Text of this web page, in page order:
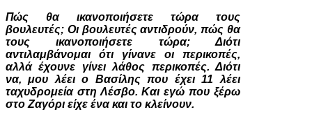
Πώς θα ικανοποιήσετε τώρα τους
βουλευτές; Οι βουλευτές αντιδρούν, πώς θα
τους ικανοποιήσετε τώρα; Διότι
αντιλαμβάνομαι ότι γίνανε οι περικοπές,
αλλά έχουνε γίνει λάθος περικοπές. Διότι
να, μου λέει ο Βασίλης που έχει 11 λέει
ταχυδρομεία στη Λέσβο. Και εγώ που ξέρω
στο Ζαγόρι είχε ένα και το κλείνουν.